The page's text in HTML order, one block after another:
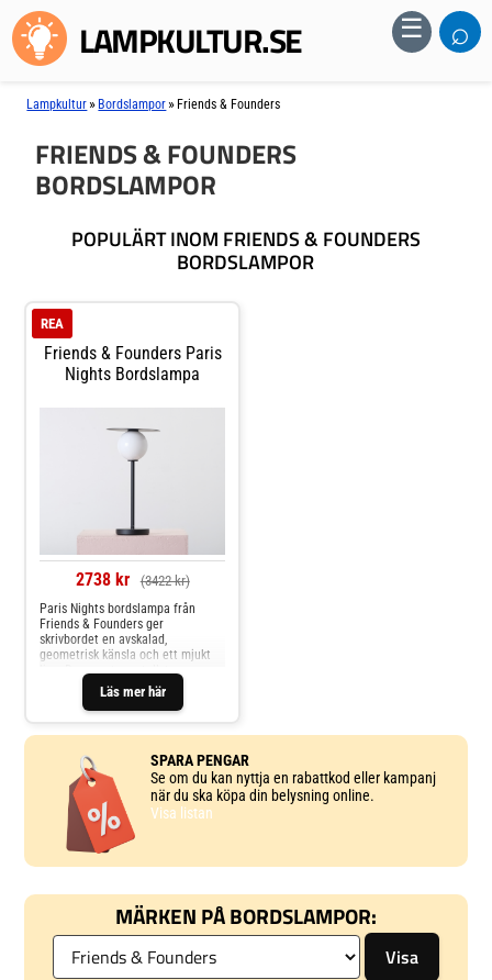
LAMPKULTUR.SE ☰ ⌕
Lampkultur » Bordslampor » Friends & Founders
FRIENDS & FOUNDERS
BORDSLAMPOR
POPULÄRT INOM FRIENDS & FOUNDERS
BORDSLAMPOR
Friends & Founders Paris
Nights Bordslampa
REA
2738 kr (3422 kr)
Läs mer här
Paris Nights bordslampa från
Friends & Founders ger
skrivbordet en avskalad,
geometrisk känsla och ett mjukt
ljus. Den svarta metallstammen
bär en perfekt rund kupa i
munblåst opalglas, toppad med en
tunn svart metallskiva som
fulländar silhuetten. Den
passar lika bra som
SPARA PENGAR
Se om du kan nyttja en rabattkod eller kampanj
när du ska köpa din belysning online.
Visa listan
MÄRKEN PÅ BORDSLAMPOR: